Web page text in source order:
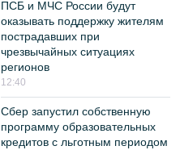
ПСБ и МЧС России будут
оказывать поддержку жителям
пострадавших при
чрезвычайных ситуациях
регионов
12:40
Сбер запустил собственную
программу образовательных
кредитов с льготным периодом